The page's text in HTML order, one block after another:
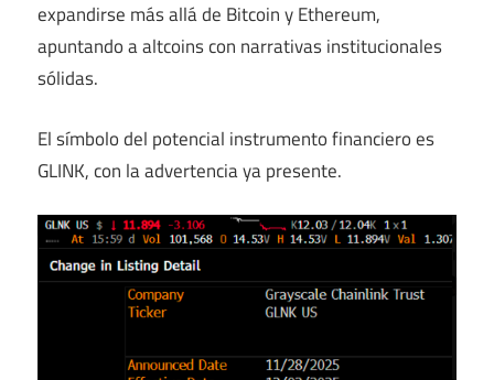
expandirse más allá de Bitcoin y Ethereum,
apuntando a altcoins con narrativas institucionales
sólidas.
El símbolo del potencial instrumento financiero es
GLINK, con la advertencia ya presente.